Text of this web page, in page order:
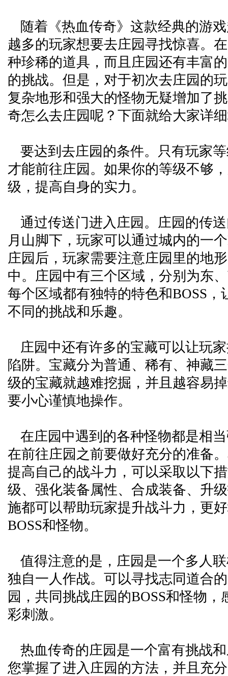
随着《热血传奇》这款经典的游
越多的玩家想要去庄园寻找惊喜。
种珍稀的道具，而且庄园还有丰富
的挑战。但是，对于初次去庄园的
复杂地形和强大的怪物无疑增加了
奇怎么去庄园呢？下面就给大家详
要达到去庄园的条件。只有玩家
才能前往庄园。如果你的等级不够
级，提高自身的实力。
通过传送门进入庄园。庄园的传
月山脚下，玩家可以通过城内的一
庄园后，玩家需要注意庄园里的地
中。庄园中有三个区域，分别为东
每个区域都有独特的特色和BOSS，
不同的挑战和乐趣。
庄园中还有许多的宝藏可以让玩
陷阱。宝藏分为普通、稀有、神藏
级的宝藏就越难挖掘，并且越容易
要小心谨慎地操作。
在庄园中遇到的各种怪物都是相
在前往庄园之前要做好充分的准备。
提高自己的战斗力，可以采取以下
级、强化装备属性、合成装备、升
施都可以帮助玩家提升战斗力，更
BOSS和怪物。
值得注意的是，庄园是一个多人
独自一人作战。可以寻找志同道合
园，共同挑战庄园的BOSS和怪物
彩刺激。
热血传奇的庄园是一个富有挑战
您掌握了进入庄园的方法，并且充